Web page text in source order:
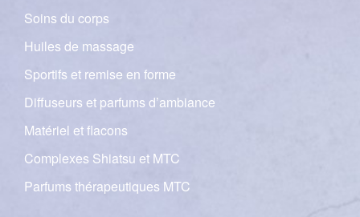
Soins du corps
Huiles de massage
Sportifs et remise en forme
Diffuseurs et parfums d’ambiance
Matériel et flacons
Complexes Shiatsu et MTC
Parfums thérapeutiques MTC